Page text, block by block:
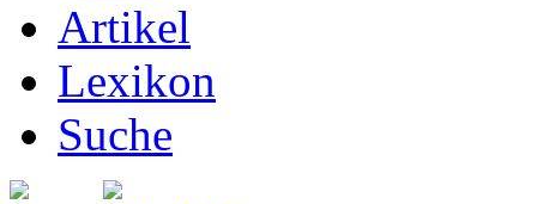
Artikel
Lexikon
Suche